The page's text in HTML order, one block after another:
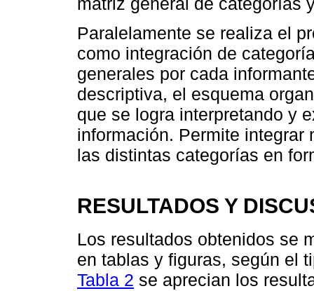
Paralelamente se realiza el
como integración de
generales por cada
descriptiva, el esquema
que se logra interpretando y
información. Permite
las distintas categorías en
RESULTADOS Y
Los resultados obtenidos se
en tablas y figuras, según el
Tabla 2 se aprecian los